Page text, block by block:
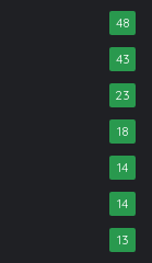
48
43
23
18
14
14
13